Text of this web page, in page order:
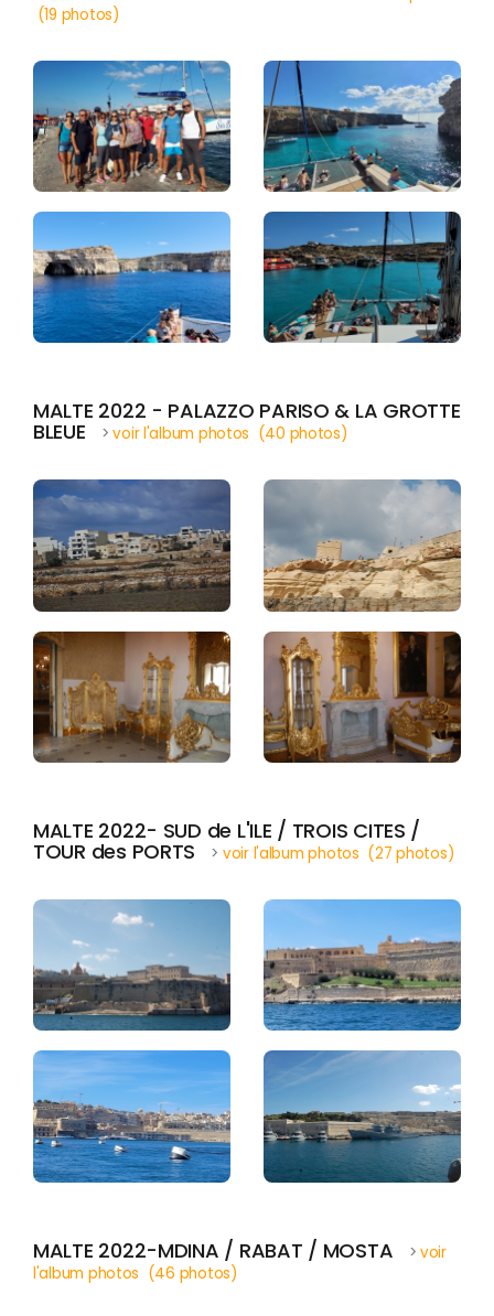
(19 photos)
MALTE 2022 - PALAZZO PARISO & LA GROTTE
BLEUE >voir l'album photos (40 photos)
MALTE 2022- SUD de L'ILE / TROIS CITES /
TOUR des PORTS > voir l'album photos (27 photos)
MALTE 2022-MDINA / RABAT / MOSTA >voir
l'album photos (46 photos)